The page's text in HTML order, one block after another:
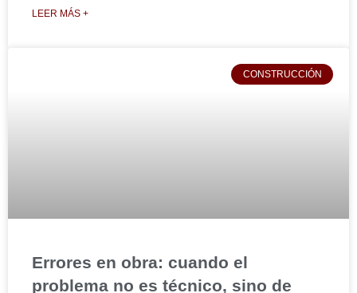
LEER MÁS +
CONSTRUCCIÓN
Errores en obra: cuando el
problema no es técnico, sino de